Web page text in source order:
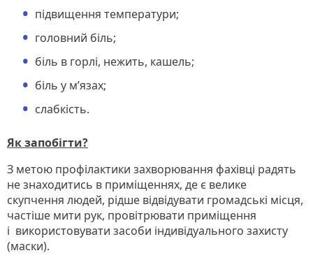
підвищення температури;
головний біль;
біль в горлі, нежить, кашель;
біль у м’язах;
слабкість.
Як запобігти?
З метою профілактики захворювання фахівці радять
не знаходитись в приміщеннях, де є велике
скупчення людей, рідше відвідувати громадські місця,
частіше мити рук, провітрювати приміщення
і використовувати засоби індивідуального захисту
(маски).